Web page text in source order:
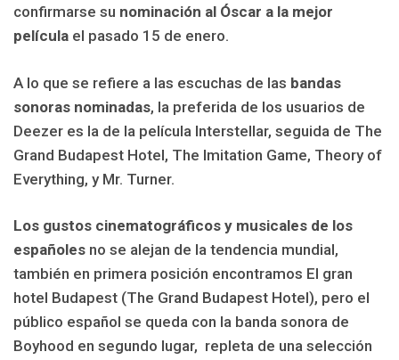
confirmarse su nominación al Óscar a la mejor
película el pasado 15 de enero.
A lo que se refiere a las escuchas de las bandas
sonoras nominadas, la preferida de los usuarios de
Deezer es la de la película Interstellar, seguida de The
Grand Budapest Hotel, The Imitation Game, Theory of
Everything, y Mr. Turner.
Los gustos cinematográficos y musicales de los
españoles no se alejan de la tendencia mundial,
también en primera posición encontramos El gran
hotel Budapest (The Grand Budapest Hotel), pero el
público español se queda con la banda sonora de
Boyhood en segundo lugar, repleta de una selección